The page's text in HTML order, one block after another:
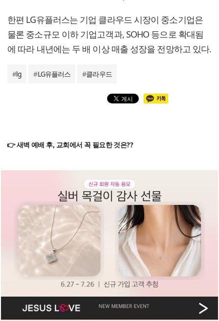
한편 LG유플러스는 기업 클라우드 시장이 중소기업은
물론 중소규모 이하 기업고객과, SOHO 등으로 확대됨
에 따라 내년에는 두 배 이상 매출 성장을 전망하고 있다.
#lg #LG유플러스 #클라우드
👉 새벽 예배 후, 교회에서 꼭 필요한 것은??